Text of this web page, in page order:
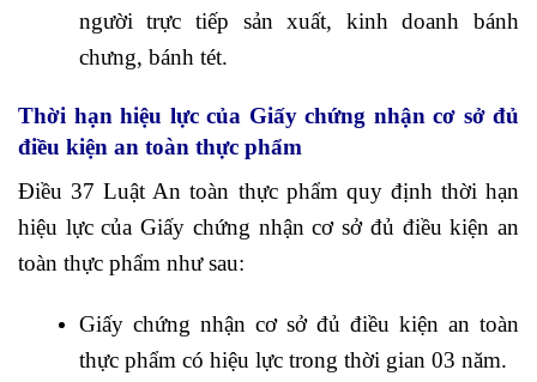
người trực tiếp sản xuất, kinh doanh bánh
chưng, bánh tét.
Thời hạn hiệu lực của Giấy chứng nhận cơ sở đủ
điều kiện an toàn thực phẩm
Điều 37 Luật An toàn thực phẩm quy định thời hạn
hiệu lực của Giấy chứng nhận cơ sở đủ điều kiện an
toàn thực phẩm như sau:
Giấy chứng nhận cơ sở đủ điều kiện an toàn
thực phẩm có hiệu lực trong thời gian 03 năm.